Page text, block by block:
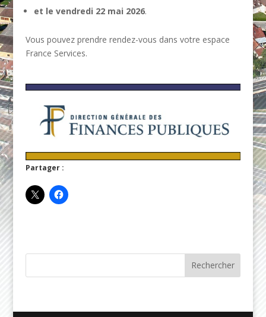
et le vendredi 22 mai 2026.
Vous pouvez prendre rendez-vous dans votre espace
France Services.
Partager :